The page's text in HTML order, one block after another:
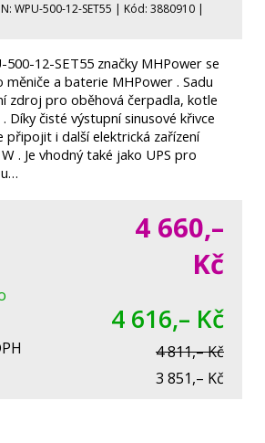
WPU-500-12-SET55 | Kód: 3880910 |
500-12-SET55 značky MHPower se
měniče a baterie MHPower . Sadu
zdroj pro oběhová čerpadla, kotle
Díky čisté výstupní sinusové křivce
připojit i další elektrická zařízení
. Je vhodný také jako UPS pro
4 660,–
Kč
4 616,– Kč
4 811,– Kč
3 851,– Kč